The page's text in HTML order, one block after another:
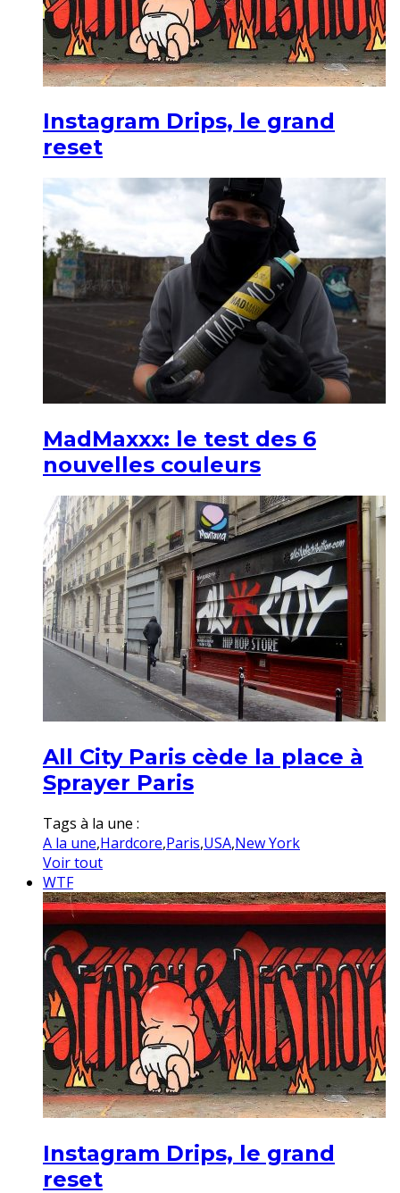
Instagram Drips, le grand
reset
MadMaxxx: le test des 6
nouvelles couleurs
All City Paris cède la place à
Sprayer Paris
Tags à la une :
A la une,Hardcore,Paris,USA,New York
Voir tout
WTF
Instagram Drips, le grand
reset